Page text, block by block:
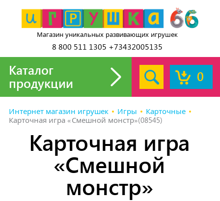
Магазин уникальных развивающих игрушек
8 800 511 1305 +73432005135
0
Каталог
продукции
Интернет магазин игрушек Игры
Карточные
Карточная игра «Смешной монстр»(08545)
Карточная игра
«Смешной
монстр»